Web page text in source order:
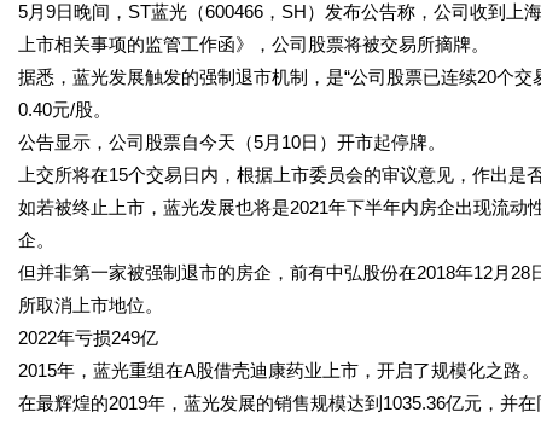
5月9日晚间，ST蓝光（600466，SH）发布公告称，公司收到
上市相关事项的监管工作函》，公司股票将被交易所摘牌。
据悉，蓝光发展触发的强制退市机制，是“公司股票已连续20个
0.40元/股。
公告显示，公司股票自今天（5月10日）开市起停牌。
上交所将在15个交易日内，根据上市委员会的审议意见，作出是
如若被终止上市，蓝光发展也将是2021年下半年内房企出现流
企。
但并非第一家被强制退市的房企，前有中弘股份在2018年12月
所取消上市地位。
2022年亏损249亿
2015年，蓝光重组在A股借壳迪康药业上市，开启了规模化之路。
在最辉煌的2019年，蓝光发展的销售规模达到1035.36亿元，并